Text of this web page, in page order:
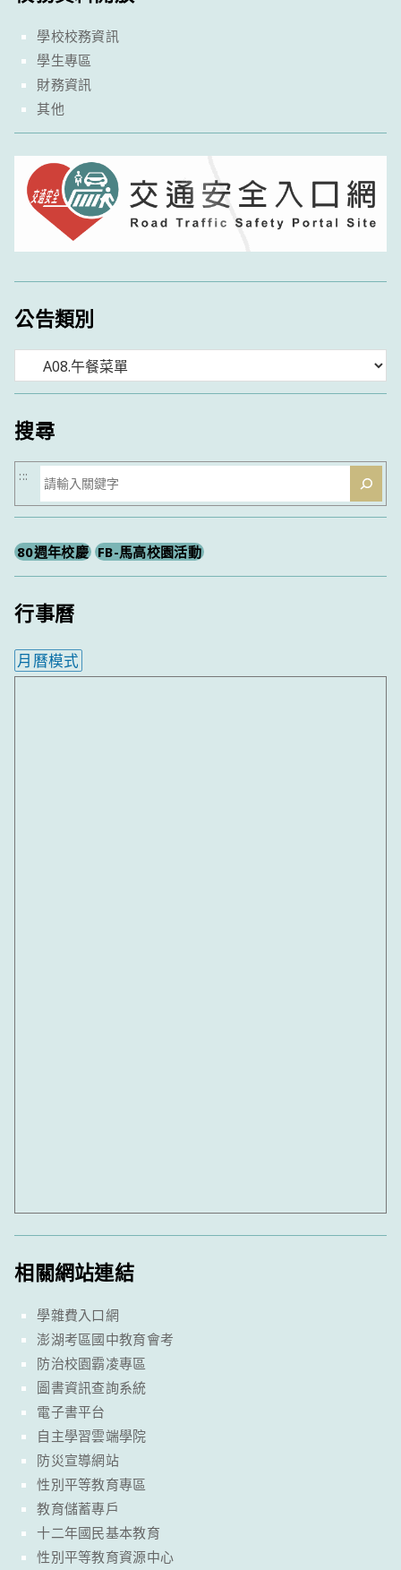
學校校務資訊
學生專區
財務資訊
其他
公告類別
類
搜尋
搜
尋
:::
80週年校慶 FB-馬高校園活動
行事曆
月曆模式
相關網站連結
學雜費入口網
澎湖考區國中教育會考
防治校園霸凌專區
圖書資訊查詢系統
電子書平台
自主學習雲端學院
防災宣導網站
性別平等教育專區
教育儲蓄專戶
十二年國民基本教育
性別平等教育資源中心